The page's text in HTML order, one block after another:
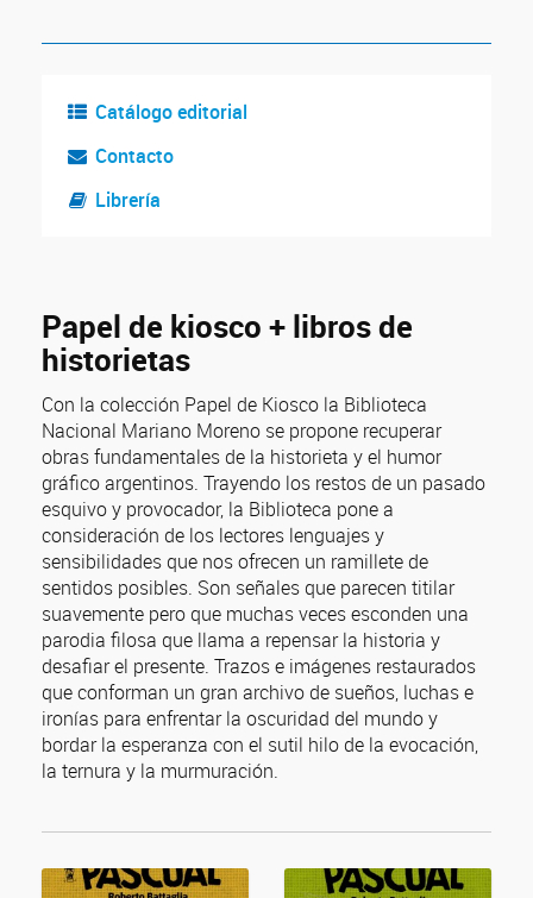
Catálogo editorial
Contacto
Librería
Papel de kiosco + libros de
historietas
Con la colección Papel de Kiosco la Biblioteca
Nacional Mariano Moreno se propone recuperar
obras fundamentales de la historieta y el humor
gráfico argentinos. Trayendo los restos de un pasado
esquivo y provocador, la Biblioteca pone a
consideración de los lectores lenguajes y
sensibilidades que nos ofrecen un ramillete de
sentidos posibles. Son señales que parecen titilar
suavemente pero que muchas veces esconden una
parodia filosa que llama a repensar la historia y
desafiar el presente. Trazos e imágenes restaurados
que conforman un gran archivo de sueños, luchas e
ironías para enfrentar la oscuridad del mundo y
bordar la esperanza con el sutil hilo de la evocación,
la ternura y la murmuración.